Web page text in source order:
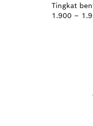
Tingkat
1.900 –